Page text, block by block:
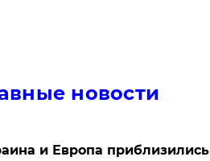
новости
и Европа приблизились